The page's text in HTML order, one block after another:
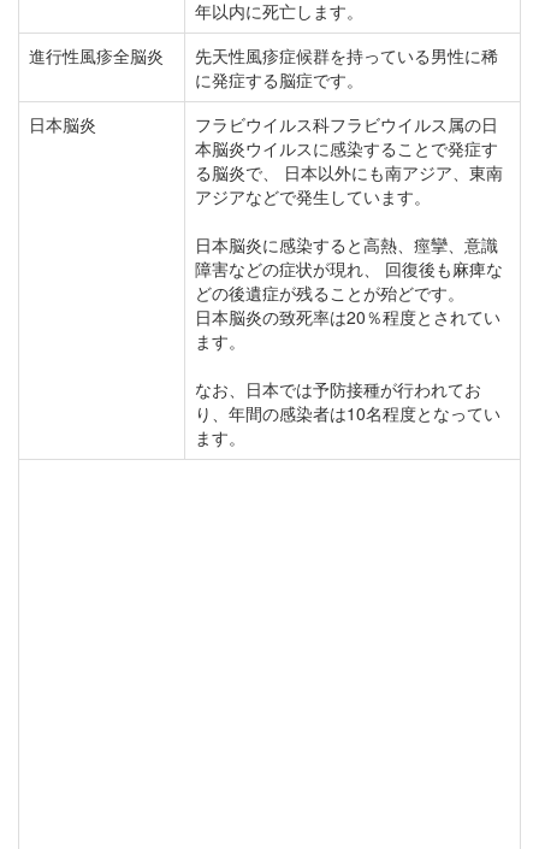
年以内に死亡します。
進行性風疹全脳炎
先天性風疹症候群を持っている男性に稀
に発症する脳症です。
日本脳炎
フラビウイルス科フラビウイルス属の日
本脳炎ウイルスに感染することで発症す
る脳炎で、 日本以外にも南アジア、東南
アジアなどで発生しています。
日本脳炎に感染すると高熱、痙攣、意識
障害などの症状が現れ、 回復後も麻痺な
どの後遺症が残ることが殆どです。
日本脳炎の致死率は20％程度とされてい
ます。
なお、日本では予防接種が行われてお
り、年間の感染者は10名程度となってい
ます。